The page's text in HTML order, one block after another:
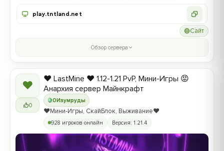
play.tntland.net
Сайт
Обзор сервера
❤
0
0Изумруды
❤️ LastMine ❤️ 1.12-1.21 PvP, Мини-Игры 😡
Анархия сервер Майнкрафт
❤️Мини-Игры, СкайБлок, Выживание❤️
928 игроков онлайн Версия: 1.21.4